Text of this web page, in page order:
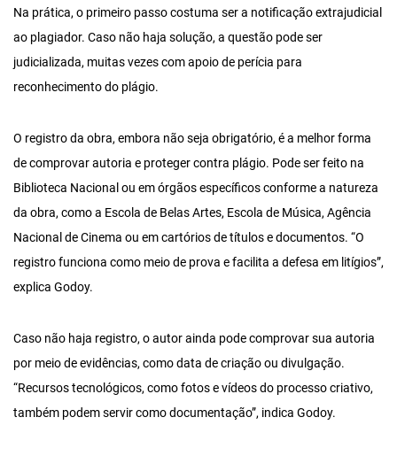
Na prática, o primeiro passo costuma ser a notificação extrajudicial
ao plagiador. Caso não haja solução, a questão pode ser
judicializada, muitas vezes com apoio de perícia para
reconhecimento do plágio.
O registro da obra, embora não seja obrigatório, é a melhor forma
de comprovar autoria e proteger contra plágio. Pode ser feito na
Biblioteca Nacional ou em órgãos específicos conforme a natureza
da obra, como a Escola de Belas Artes, Escola de Música, Agência
Nacional de Cinema ou em cartórios de títulos e documentos. “O
registro funciona como meio de prova e facilita a defesa em litígios”,
explica Godoy.
Caso não haja registro, o autor ainda pode comprovar sua autoria
por meio de evidências, como data de criação ou divulgação.
“Recursos tecnológicos, como fotos e vídeos do processo criativo,
também podem servir como documentação”, indica Godoy.